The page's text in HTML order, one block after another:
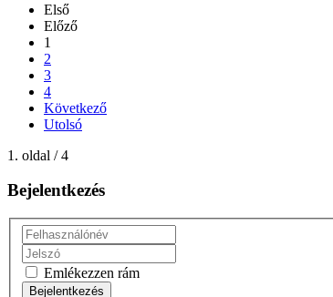
Első
Előző
1
2
3
4
Következő
Utolsó
1. oldal / 4
Bejelentkezés
Emlékezzen rám